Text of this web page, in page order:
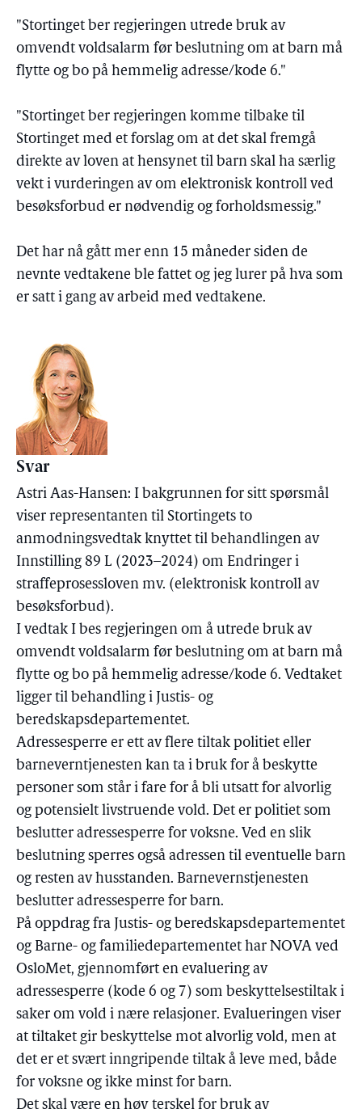
"Stortinget ber regjeringen utrede bruk av
omvendt voldsalarm før beslutning om at barn må
flytte og bo på hemmelig adresse/kode 6."
"Stortinget ber regjeringen komme tilbake til
Stortinget med et forslag om at det skal fremgå
direkte av loven at hensynet til barn skal ha særlig
vekt i vurderingen av om elektronisk kontroll ved
besøksforbud er nødvendig og forholdsmessig."
Det har nå gått mer enn 15 måneder siden de
nevnte vedtakene ble fattet og jeg lurer på hva som
er satt i gang av arbeid med vedtakene.
Svar
Astri Aas-Hansen: I bakgrunnen for sitt spørsmål
viser representanten til Stortingets to
anmodningsvedtak knyttet til behandlingen av
Innstilling 89 L (2023–2024) om Endringer i
straffeprosessloven mv. (elektronisk kontroll av
besøksforbud).
I vedtak I bes regjeringen om å utrede bruk av
omvendt voldsalarm før beslutning om at barn må
flytte og bo på hemmelig adresse/kode 6. Vedtaket
ligger til behandling i Justis- og
beredskapsdepartementet.
Adressesperre er ett av flere tiltak politiet eller
barneverntjenesten kan ta i bruk for å beskytte
personer som står i fare for å bli utsatt for alvorlig
og potensielt livstruende vold. Det er politiet som
beslutter adressesperre for voksne. Ved en slik
beslutning sperres også adressen til eventuelle barn
og resten av husstanden. Barnevernstjenesten
beslutter adressesperre for barn.
På oppdrag fra Justis- og beredskapsdepartementet
og Barne- og familiedepartementet har NOVA ved
OsloMet, gjennomført en evaluering av
adressesperre (kode 6 og 7) som beskyttelsestiltak i
saker om vold i nære relasjoner. Evalueringen viser
at tiltaket gir beskyttelse mot alvorlig vold, men at
det er et svært inngripende tiltak å leve med, både
for voksne og ikke minst for barn.
Det skal være en høy terskel for bruk av